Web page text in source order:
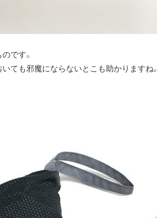
です。
ても邪魔にならないとこも助かりますね。